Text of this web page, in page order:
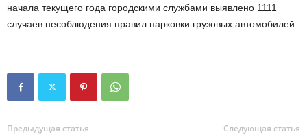
начала текущего года городскими службами выявлено 1111
случаев несоблюдения правил парковки грузовых автомобилей.
Предыдущая статья Следующая статья